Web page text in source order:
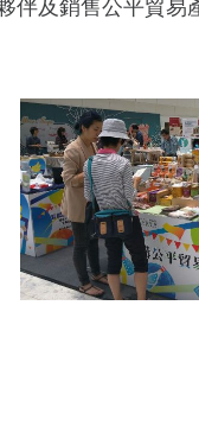
伴及銷售公平貿